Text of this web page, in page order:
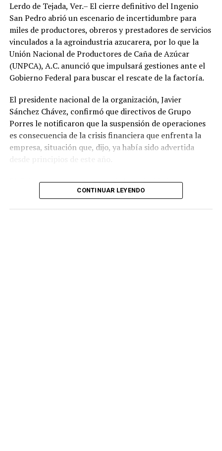
Lerdo de Tejada, Ver.– El cierre definitivo del Ingenio
San Pedro abrió un escenario de incertidumbre para
miles de productores, obreros y prestadores de servicios
vinculados a la agroindustria azucarera, por lo que la
Unión Nacional de Productores de Caña de Azúcar
(UNPCA), A.C. anunció que impulsará gestiones ante el
Gobierno Federal para buscar el rescate de la factoría.
El presidente nacional de la organización, Javier
Sánchez Chávez, confirmó que directivos de Grupo
Porres le notificaron que la suspensión de operaciones
es consecuencia de la crisis financiera que enfrenta la
empresa, situación que, dijo, ya había sido advertida
desde principios de este año.
El dirigente sostuvo que una de las prioridades es
garantizar que los productores reciban el pago íntegro
CONTINUAR LEYENDO